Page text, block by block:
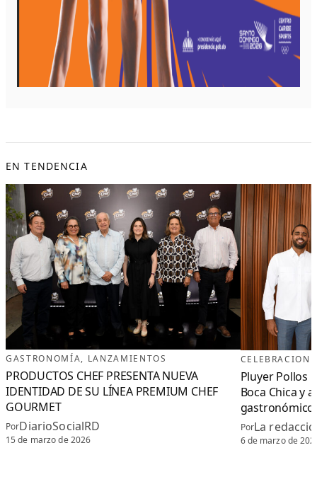
EN TENDENCIA
GASTRONOMÍA, LANZAMIENTOS
PRODUCTOS CHEF PRESENTA NUEVA
IDENTIDAD DE SU LÍNEA PREMIUM CHEF
GOURMET
PorDiarioSocialRD
15 de marzo de 2026
Pluyer Pollos
Boca Chica y
gastronómico
PorLa
6 de marzo de